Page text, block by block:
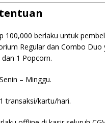
100,000 berlaku untuk
Regular dan Combo Duo
1 Popcorn.
– Minggu.
transaksi/kartu/hari.